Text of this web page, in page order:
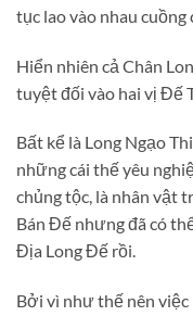
tục lao vào nhau cuồng
Hiển nhiên cả Chân
tuyệt đối vào hai vị Đế
Bất kể là Long Ngạo
những cái thế yêu
chủng tộc, là nhân vật
Bán Đế nhưng đã có
Địa Long Đế rồi.
Bởi vì như thế nên